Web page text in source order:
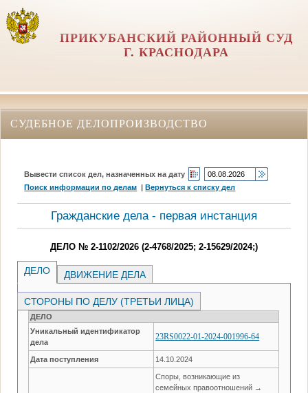
ПРИКУБАНСКИЙ РАЙОННЫЙ СУД
Г. КРАСНОДАРА
СУДЕБНОЕ ДЕЛОПРОИЗВОДСТВО
Вывести список дел, назначенных на дату
Поиск информации по делам |Вернуться к списку дел
Гражданские дела - первая инстанция
ДЕЛО № 2-1102/2026 (2-4768/2025; 2-15629/2024;)
ДЕЛО ДВИЖЕНИЕ ДЕЛА
СТОРОНЫ ПО ДЕЛУ (ТРЕТЬИ ЛИЦА)
ДЕЛО
Уникальный идентификатор
дела
23RS0022-01-2024-001996-64
Дата поступления 14.10.2024
Споры, возникающие из
семейных правоотношений →